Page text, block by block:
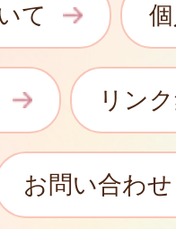
て
リン
お問い合わせ